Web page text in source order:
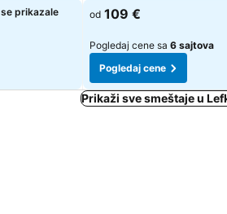
prikazale
Pogledaj cene
od 109 €
Pogledaj cene sa 6 sajtova
Pogledaj cene
Prikaži sve smeštaje u